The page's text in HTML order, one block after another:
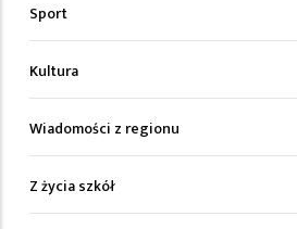
Sport
Kultura
Wiadomości z regionu
Z życia szkół